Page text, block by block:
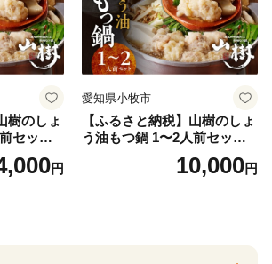
樹のしょ
セット
モン モ
ホーム円
愛知県小牧市
【ふるさと納税】山樹のしょ
う油もつ鍋 1〜2人前セット
山樹 国産 牛もつ ホルモン モ
ツ オンライン飲み会 ホーム
10,000円